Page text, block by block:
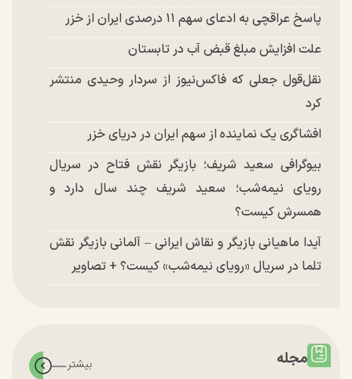
پاسخ عراقچی به ادعای سهم ۱۱ درصدی ایران از خزر
علت افزایش مبلغ قبض آب در تابستان
نقل‌قول جعلی که فاکس‌نیوز از سردار وحیدی منتشر
کرد
افشاگری یک نماینده از سهم ایران در دریای خزر
بیوگرافی سعید شریف؛ بازیگر نقش فتاح در سریال
رویای نیمه‌شب؛ سعید شریف چند سال دارد و
همسرش کیست؟
آیدا ماهیانی بازیگر و نقاش ایرانی – آلمانی بازیگر نقش
تلما در سریال «رویای نیمه‌شب» کیست؟ + تصاویر
مجله